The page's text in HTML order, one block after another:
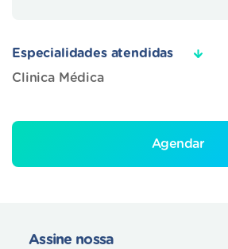
Especialidades atendidas
Clinica Médica
Agendar
Assine nossa